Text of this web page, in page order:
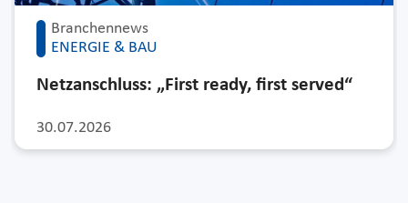
Branchennews
ENERGIE & BAU
30.07.2026
Netzanschluss: „First ready, first served“